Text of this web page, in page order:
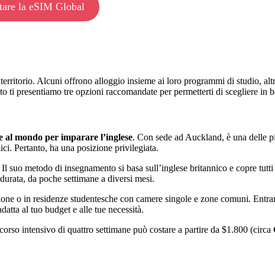
la eSIM Global
Alcuni offrono alloggio insieme ai loro programmi di studio,
presentiamo tre opzioni raccomandate per permetterti di scegliere in
al mondo per imparare l’inglese. Con sede ad Auckland, è una delle
Pertanto, ha una posizione privilegiata.
metodo di insegnamento si basa sull’inglese britannico e copre
da poche settimane a diversi mesi.
o in residenze studentesche con camere singole e zone comuni.
al tuo budget e alle tue necessità.
intensivo di quattro settimane può costare a partire da $1.800